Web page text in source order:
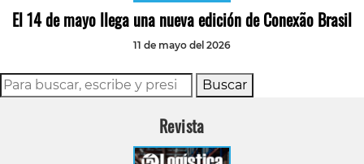
El 14 de mayo llega una nueva edición de Conexão Brasil
11 de mayo del 2026
Buscar
Revista